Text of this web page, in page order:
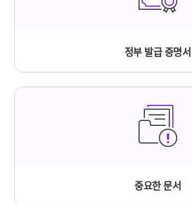
정부 발급 증명서
중요한 문서